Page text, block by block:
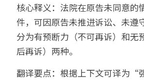
核心释义：法院在原告未同意的
件，可因原告未推进诉讼、未遵
分为有预断力（不可再诉）和无
后再诉）两种。
翻译要点：根据上下文可译为“